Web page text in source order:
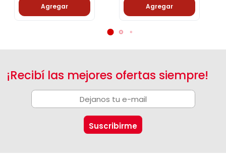
Agregar Agregar
¡Recibí las mejores ofertas siempre!